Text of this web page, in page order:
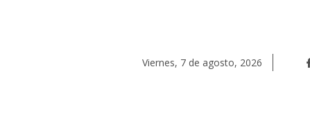
Viernes, 7 de agosto, 2026